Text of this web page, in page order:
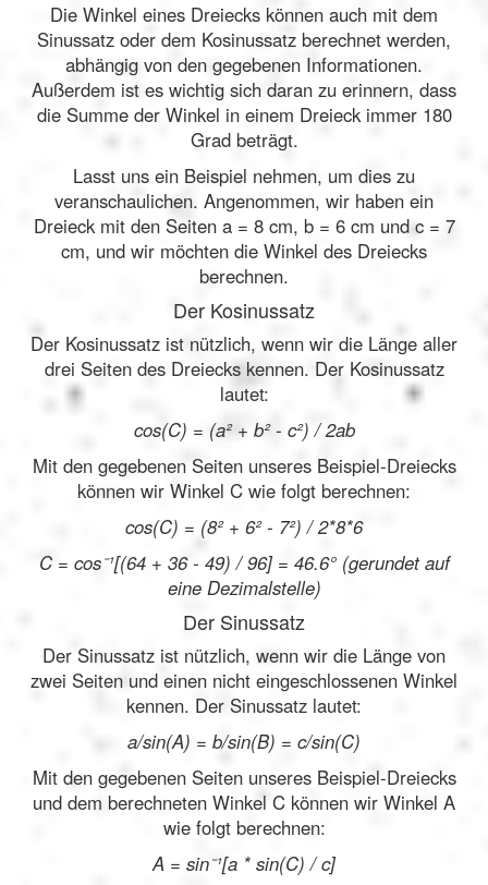
Die Winkel eines Dreiecks können auch mit dem
Sinussatz oder dem Kosinussatz berechnet werden,
abhängig von den gegebenen Informationen.
Außerdem ist es wichtig sich daran zu erinnern, dass
die Summe der Winkel in einem Dreieck immer 180
Grad beträgt.
Lasst uns ein Beispiel nehmen, um dies zu
veranschaulichen. Angenommen, wir haben ein
Dreieck mit den Seiten a = 8 cm, b = 6 cm und c = 7
cm, und wir möchten die Winkel des Dreiecks
berechnen.
Der Kosinussatz
Der Kosinussatz ist nützlich, wenn wir die Länge aller
drei Seiten des Dreiecks kennen. Der Kosinussatz
lautet:
cos(C) = (a² + b² - c²) / 2ab
Mit den gegebenen Seiten unseres Beispiel-Dreiecks
können wir Winkel C wie folgt berechnen:
cos(C) = (8² + 6² - 7²) / 2*8*6
C = cos⁻¹[(64 + 36 - 49) / 96] = 46.6° (gerundet auf
eine Dezimalstelle)
Der Sinussatz
Der Sinussatz ist nützlich, wenn wir die Länge von
zwei Seiten und einen nicht eingeschlossenen Winkel
kennen. Der Sinussatz lautet:
a/sin(A) = b/sin(B) = c/sin(C)
Mit den gegebenen Seiten unseres Beispiel-Dreiecks
und dem berechneten Winkel C können wir Winkel A
wie folgt berechnen:
A = sin⁻¹[a * sin(C) / c]